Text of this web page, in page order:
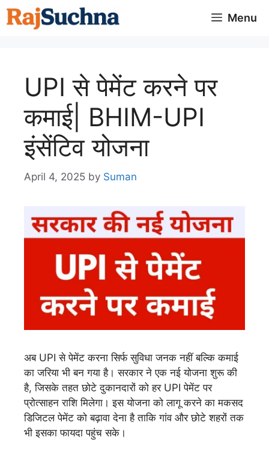
Skip
to
Menu
UPI से पेमेंट करने पर
कमाई| BHIM-UPI
इंसेंटिव योजना
April 4, 2025 by Suman
अब UPI से पेमेंट करना सिर्फ सुविधा जनक नहीं बल्कि कमाई
का जरिया भी बन गया है। सरकार ने एक नई योजना शुरू की
है, जिसके तहत छोटे दुकानदारों को हर UPI पेमेंट पर
प्रोत्साहन राशि मिलेगा। इस योजना को लागू करने का मकसद
डिजिटल पेमेंट को बढ़ावा देना है ताकि गांव और छोटे शहरों तक
भी इसका फायदा पहुंच सके।